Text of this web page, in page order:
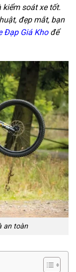
soát xe tốt.
đẹp mắt, bạn
Đạp Giá Khođể
an toàn